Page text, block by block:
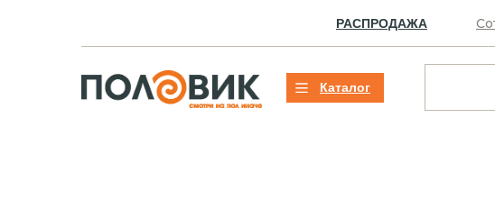
РАСПРОДАЖА
Каталог